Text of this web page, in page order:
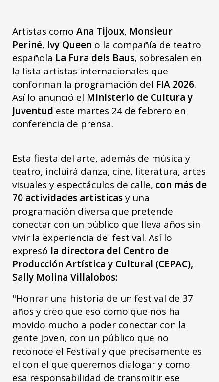
Artistas como Ana Tijoux, Monsieur
Periné, Ivy Queen o la compañía de teatro
española La Fura dels Baus, sobresalen en
la lista artistas internacionales que
conforman la programación del FIA 2026.
Así lo anunció el Ministerio de Cultura y
Juventud este martes 24 de febrero en
conferencia de prensa.
Esta fiesta del arte, además de música y
teatro, incluirá danza, cine, literatura, artes
visuales y espectáculos de calle, con más de
70 actividades artísticasy una
programación diversa que pretende
conectar con un público que lleva años sin
vivir la experiencia del festival. Así lo
expresó la directora del Centro de
Producción Artística y Cultural (CEPAC),
Sally Molina Villalobos:
"Honrar una historia de un festival de 37
años y creo que eso como que nos ha
movido mucho a poder conectar con la
gente joven, con un público que no
reconoce el Festival y que precisamente es
el con el que queremos dialogar y como
esa responsabilidad de transmitir ese